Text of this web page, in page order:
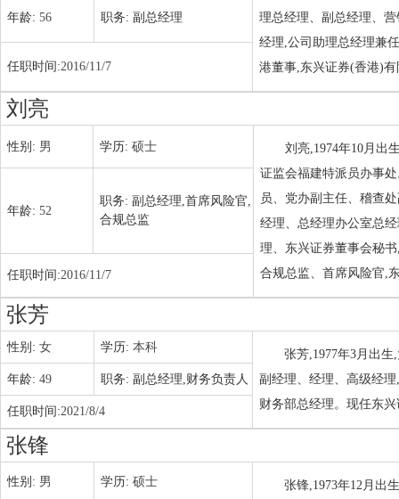
理总经理、副总经理、
经理,公司助理总经理兼
港董事,东兴证券(香港)
年龄: 56 职务: 副总经理
任职时间:2016/11/7
刘亮
性别: 男 学历: 硕士
刘亮,1974年10月出
证监会福建特派员办事
员、党办副主任、稽查
经理、总经理办公室总
理、东兴证券董事会秘
合规总监、首席风险官,
年龄: 52
职务: 副总经理,首席风险官,
合规总监
任职时间:2016/11/7
张芳
性别: 女 学历: 本科
张芳,1977年3月出
副经理、经理、高级经
财务部总经理。现任东
年龄: 49 职务: 副总经理,财务负责人
任职时间:2021/8/4
张锋
性别: 男 学历: 硕士 张锋,1973年12月出